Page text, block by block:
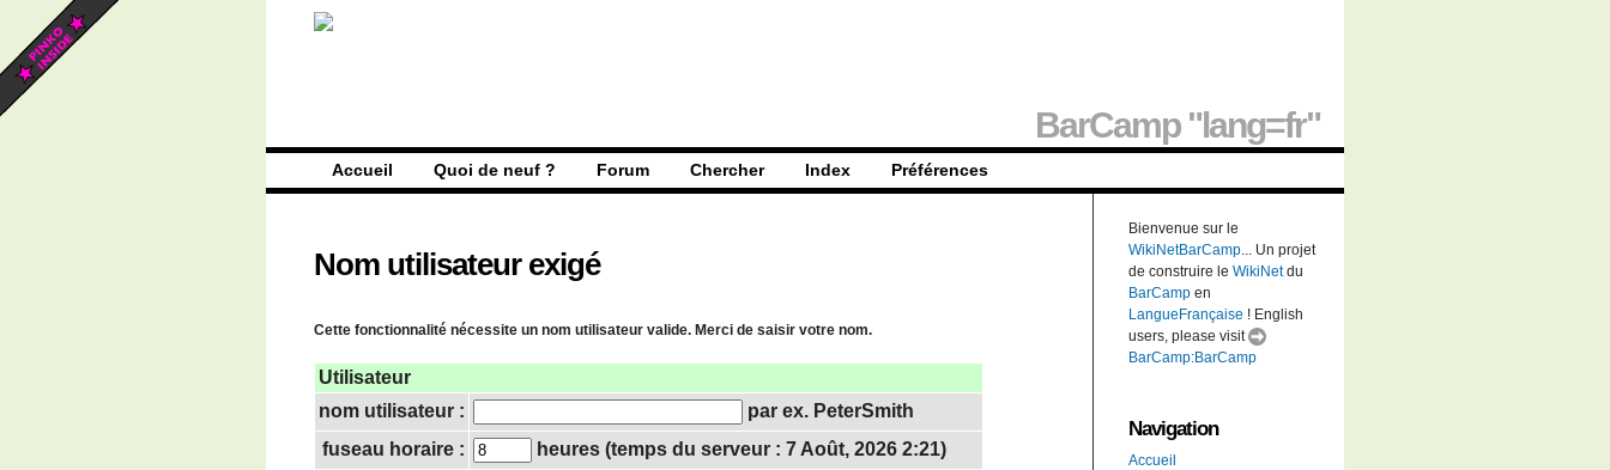
BarCamp "lang=fr"
Accueil Quoi de neuf ? Forum Chercher Index Préférences
Nom utilisateur exigé
Cette fonctionnalité nécessite un nom utilisateur valide. Merci de saisir votre nom.
Utilisateur
nom utilisateur :
par ex. PeterSmith
fuseau horaire :
heures (temps du serveur : 7 Août, 2026 2:21)
Bienvenue sur le
WikiNetBarCamp ... Un projet
de construire le WikiNetdu
BarCamp en
LangueFrançaise ! English
users, please visit
BarCamp:BarCamp
Navigation
Accueil